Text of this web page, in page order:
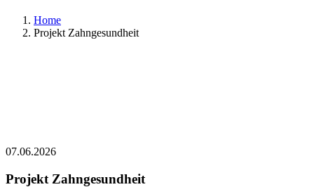
Home
Projekt Zahngesundheit
07.06.2026
Projekt Zahngesundheit